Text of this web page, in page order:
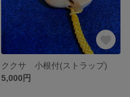
ククサ 小根付(ストラップ)
5,000円